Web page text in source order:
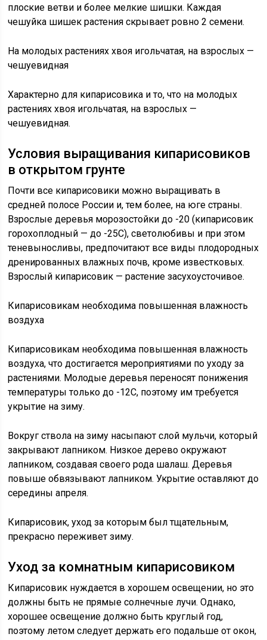
плоские ветви и более мелкие шишки. Каждая
чешуйка шишек растения скрывает ровно 2 семени.
На молодых растениях хвоя игольчатая, на взрослых —
чешуевидная
Характерно для кипарисовика и то, что на молодых
растениях хвоя игольчатая, на взрослых —
чешуевидная.
Условия выращивания кипарисовиков
в открытом грунте
Почти все кипарисовики можно выращивать в
средней полосе России и, тем более, на юге страны.
Взрослые деревья морозостойки до -20 (кипарисовик
горохоплодный — до -25С), светолюбивы и при этом
теневыносливы, предпочитают все виды плодородных
дренированных влажных почв, кроме известковых.
Взрослый кипарисовик — растение засухоусточивое.
Кипарисовикам необходима повышенная влажность
воздуха
Кипарисовикам необходима повышенная влажность
воздуха, что достигается мероприятиями по уходу за
растениями. Молодые деревья переносят понижения
температуры только до -12С, поэтому им требуется
укрытие на зиму.
Вокруг ствола на зиму насыпают слой мульчи, который
закрывают лапником. Низкое дерево окружают
лапником, создавая своего рода шалаш. Деревья
повыше обвязывают лапником. Укрытие оставляют до
середины апреля.
Кипарисовик, уход за которым был тщательным,
прекрасно переживет зиму.
Уход за комнатным кипарисовиком
Кипарисовик нуждается в хорошем освещении, но это
должны быть не прямые солнечные лучи. Однако,
хорошее освещение должно быть круглый год,
поэтому летом следует держать его подальше от окон,